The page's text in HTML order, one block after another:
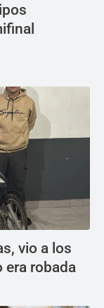
vio a los
era robada